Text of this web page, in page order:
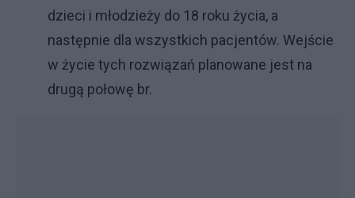
dzieci i młodzieży do 18 roku życia, a
następnie dla wszystkich pacjentów. Wejście
w życie tych rozwiązań planowane jest na
drugą połowę br.